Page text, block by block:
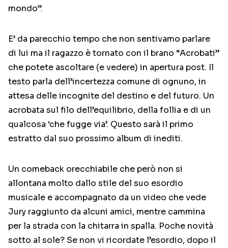
mondo”.
E’ da parecchio tempo che non sentivamo parlare
di lui ma il ragazzo è tornato con il brano “Acrobati”
che potete ascoltare (e vedere) in apertura post. Il
testo parla dell’incertezza comune di ognuno, in
attesa delle incognite del destino e del futuro. Un
acrobata sul filo dell’equilibrio, della follia e di un
qualcosa ‘che fugge via’. Questo sarà il primo
estratto dal suo prossimo album di inediti.
Un comeback orecchiabile che però non si
allontana molto dallo stile del suo esordio
musicale e accompagnato da un video che vede
Jury raggiunto da alcuni amici, mentre cammina
per la strada con la chitarra in spalla. Poche novità
sotto al sole? Se non vi ricordate l’esordio, dopo il